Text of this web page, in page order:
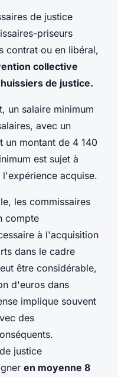
de justice
priseurs
contrat ou en libéral,
collective
de justice.
un salaire minimum
avec un
un montant de 4 140
est sujet à
acquise.
les commissaires
compte
à l'acquisition
dans le cadre
être considérable,
d'euros dans
implique souvent
des
justice
en moyenne 8